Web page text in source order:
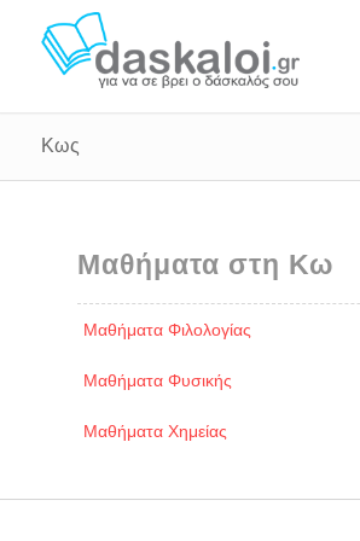
Κως
Μαθήματα στη Κω
Μαθήματα Φιλολογίας
Μαθήματα Φυσικής
Μαθήματα Χημείας